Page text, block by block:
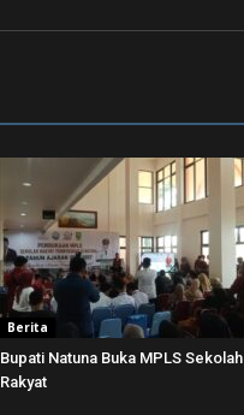
Berita
Bupati Natuna Buka MPLS Sekolah
Rakyat